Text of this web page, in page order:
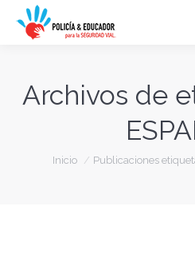
Archivos de
Estás aquí:
Inicio Publicaciones